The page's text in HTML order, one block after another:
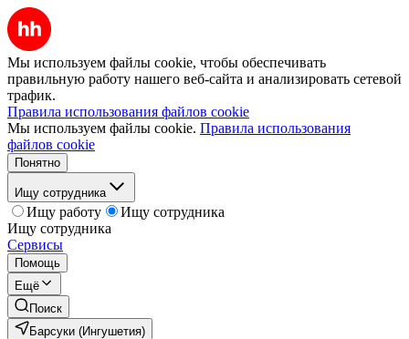
Мы используем файлы cookie, чтобы обеспечивать
правильную работу нашего веб-сайта и анализировать сетевой
трафик.
Правила использования файлов cookie
Мы используем файлы cookie. Правила использования
файлов cookie
Понятно
Ищу сотрудника
Ищу работу
Ищу сотрудника
Ищу сотрудника
Сервисы
Помощь
Ещё
Поиск
Барсуки (Ингушетия)